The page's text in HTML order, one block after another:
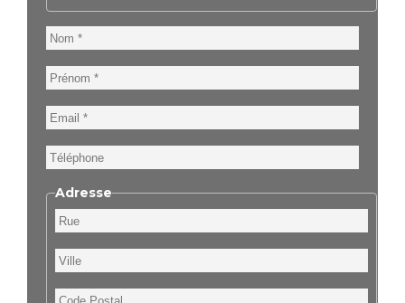
Nom
Prénom
Email
Téléphone
Adresse
Rue
Ville
Code